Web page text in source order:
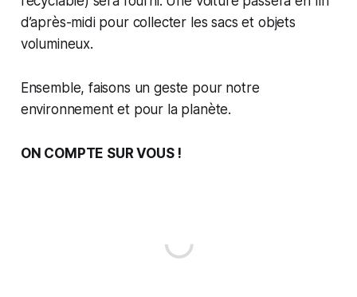
d’après-midi pour collecter les sacs et objets
volumineux.
Ensemble, faisons un geste pour notre
environnement et pour la planète.
ON COMPTE SUR VOUS !